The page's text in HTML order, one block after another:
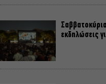
εκδηλώσεις